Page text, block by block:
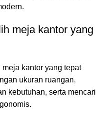
meja kantor yang
kantor yang tepat
ukuran ruangan,
kebutuhan, serta mencari